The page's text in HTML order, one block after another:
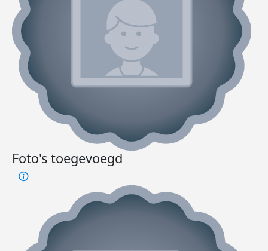
Foto's toegevoegd